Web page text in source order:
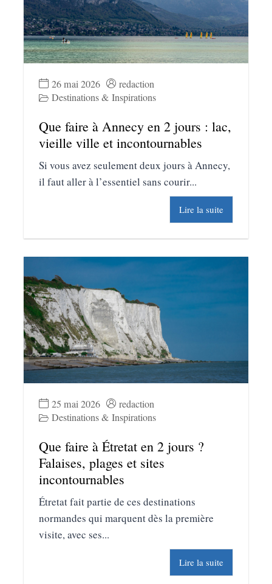
26 mai 2026
redaction
Destinations & Inspirations
Que faire à Annecy en 2 jours : lac,
vieille ville et incontournables
Si vous avez seulement deux jours à Annecy,
il faut aller à l’essentiel sans courir...
Lire la suite
25 mai 2026
redaction
Destinations & Inspirations
Que faire à Étretat en 2 jours ?
Falaises, plages et sites
incontournables
Étretat fait partie de ces destinations
normandes qui marquent dès la première
visite, avec ses...
Lire la suite